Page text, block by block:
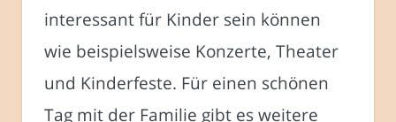
interessant für Kinder sein können
wie beispielsweise Konzerte, Theater
und Kinderfeste. Für einen schönen
Tag mit der Familie gibt es weitere